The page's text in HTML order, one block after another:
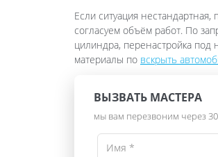
Если ситуация
согласуем объём работ. По
цилиндра, перенастройка под
материалы по вскрыть
ВЫЗВАТЬ МАСТЕРА
мы вам перезвоним через 30